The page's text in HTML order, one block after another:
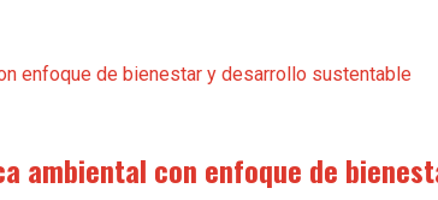
ambiental con enfoque de